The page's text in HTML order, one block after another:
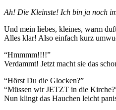
Ah! Die Kleinste! Ich bin ja noch
Und mein liebes, kleines, warm
Alles klar! Also einfach kurz
“Hmmmm!!!!”
Verdammt! Jetzt macht sie das
“Hörst Du die Glocken?”
“Müssen wir JETZT in die
Nun klingt das Hauchen leicht